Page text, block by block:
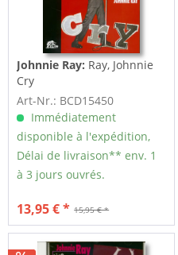
Johnnie Ray: Ray, Johnnie
Cry
Art-Nr.: BCD15450
Immédiatement
disponible à l'expédition,
Délai de livraison** env. 1
à 3 jours ouvrés.
15,95 € *
13,95 € *